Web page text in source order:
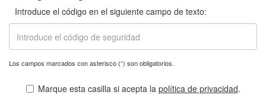
Introduce el código en el siguiente campo de texto:
Los campos marcados con asterisco (*) son obligatorios.
Marque esta casilla si acepta la política de privacidad.